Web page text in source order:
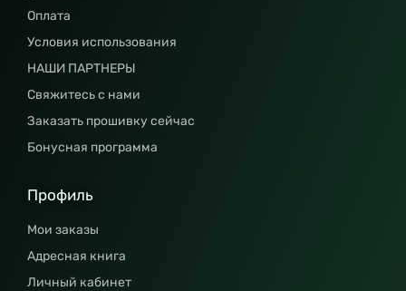
Оплата
Условия использования
НАШИ ПАРТНЕРЫ
Свяжитесь с нами
Заказать прошивку сейчас
Бонусная программа
Профиль
Мои заказы
Адресная книга
Личный кабинет